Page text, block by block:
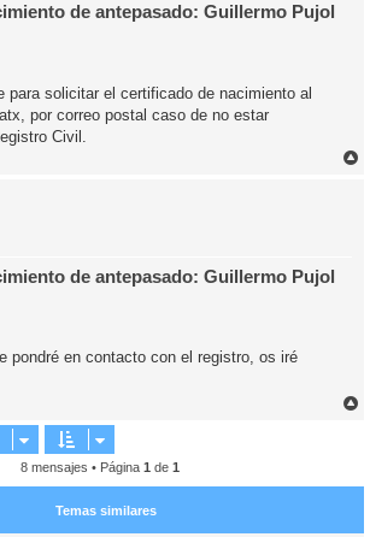
de antepasado: Guillermo Pujol
para solicitar el certificado de nacimiento al
por correo postal caso de no estar
Civil.
de antepasado: Guillermo Pujol
pondré en contacto con el registro, os iré
a
8 mensajes • Página 1 de 1
Temas similares